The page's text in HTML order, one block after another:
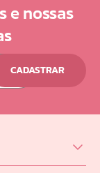
e nossas
CADASTRAR